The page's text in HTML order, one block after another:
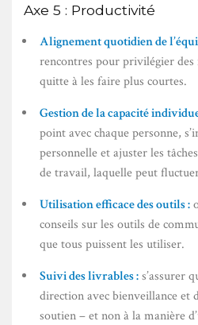
Axe 5 : Productivité
Alignement quotidien de
rencontres pour privilégier
quitte à les faire plus courtes.
Gestion de la capacité
point avec chaque personne,
personnelle et ajuster les
de travail, laquelle peut
Utilisation efficace des outils :
conseils sur les outils de
que tous puissent les utiliser.
Suivi des livrables :s’assurer
direction avec bienveillance et
soutien – et non à la manière